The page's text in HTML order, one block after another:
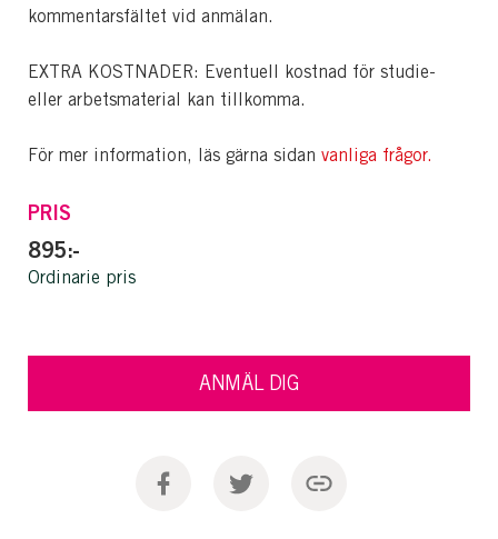
kommentarsfältet vid anmälan.
EXTRA KOSTNADER: Eventuell kostnad för studie-
eller arbetsmaterial kan tillkomma.
För mer information, läs gärna sidan vanliga frågor.
PRIS
895:-
Ordinarie pris
ANMÄL DIG